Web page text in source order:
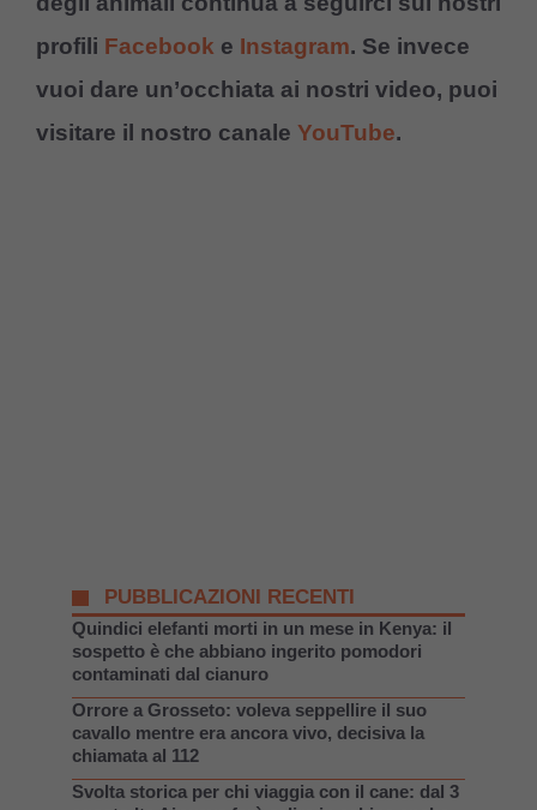
profili Facebook e Instagram. Se invece
vuoi dare un’occhiata ai nostri video, puoi
visitare il nostro canale YouTube.
PUBBLICAZIONI RECENTI
Quindici elefanti morti in un mese in Kenya: il
sospetto è che abbiano ingerito pomodori
contaminati dal cianuro
Orrore a Grosseto: voleva seppellire il suo
cavallo mentre era ancora vivo, decisiva la
chiamata al 112
Svolta storica per chi viaggia con il cane: dal 3